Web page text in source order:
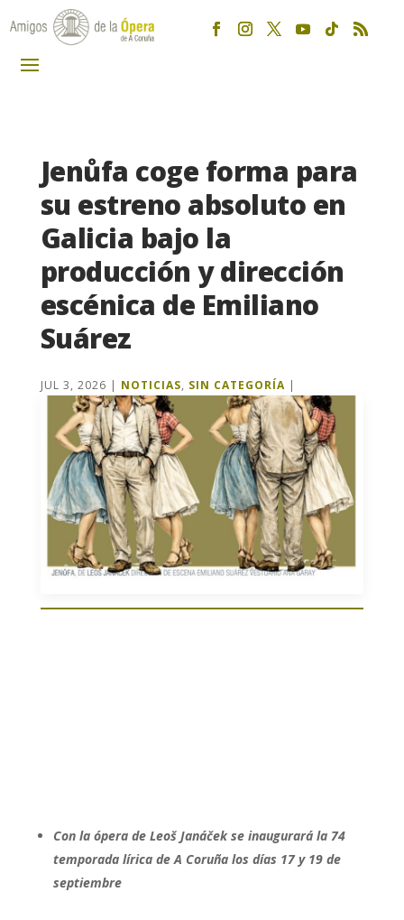
Jenůfa coge forma para
su estreno absoluto en
Galicia bajo la
producción y dirección
escénica de Emiliano
Suárez
JUL 3, 2026 | NOTICIAS, SIN CATEGORÍA|
Con la ópera de Leoš Janáček se inaugurará la 74
temporada lírica de A Coruña los días 17 y 19 de
septiembre